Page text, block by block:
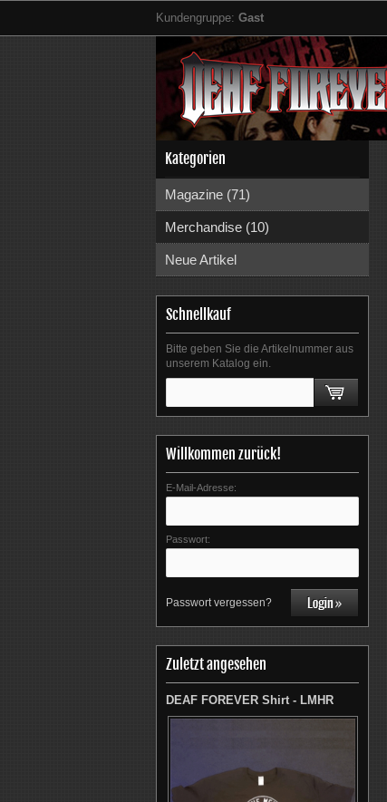
Kundengruppe: Gast
Kategorien
Magazine (71)
Merchandise (10)
Neue Artikel
Schnellkauf
Bitte geben Sie die Artikelnummer aus
unserem Katalog ein.
Willkommen zurück!
E-Mail-Adresse:
Passwort:
Passwort vergessen?
Zuletzt angesehen
DEAF FOREVER Shirt - LMHR